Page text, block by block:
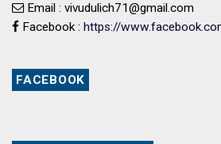
Email : vivudulich71@gmail.com
Facebook : https://
FACEBOOK